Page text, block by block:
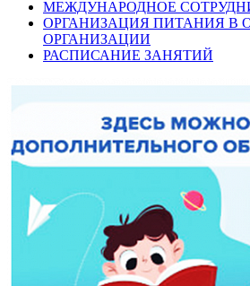
МЕЖДУНАРОДНОЕ
ОРГАНИЗАЦИЯ ПИТАНИЯ В
ОРГАНИЗАЦИИ
РАСПИСАНИЕ ЗАНЯТИЙ